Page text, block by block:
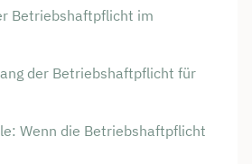
Betriebshaftpflicht im
der Betriebshaftpflicht für
Wenn die Betriebshaftpflicht